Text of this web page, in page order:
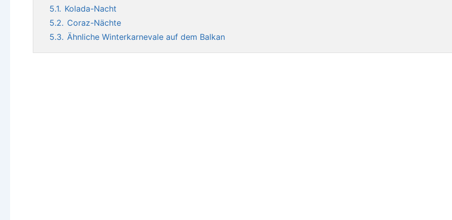
5.1. Kolada-Nacht
5.2. Coraz-Nächte
5.3. Ähnliche Winterkarnevale auf dem Balkan